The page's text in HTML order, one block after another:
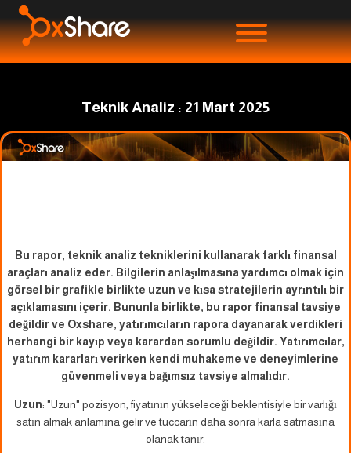
Teknik Analiz : 21 Mart 2025
Bu rapor, teknik analiz tekniklerini kullanarak farklı finansal
araçları analiz eder. Bilgilerin anlaşılmasına yardımcı olmak için
görsel bir grafikle birlikte uzun ve kısa stratejilerin ayrıntılı bir
açıklamasını içerir. Bununla birlikte, bu rapor finansal tavsiye
değildir ve Oxshare, yatırımcıların rapora dayanarak verdikleri
herhangi bir kayıp veya karardan sorumlu değildir. Yatırımcılar,
yatırım kararları verirken kendi muhakeme ve deneyimlerine
güvenmeli veya bağımsız tavsiye almalıdır.
Uzun: "Uzun" pozisyon, fiyatının yükseleceği beklentisiyle bir varlığı
satın almak anlamına gelir ve tüccarın daha sonra karla satmasına
olanak tanır.